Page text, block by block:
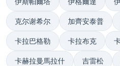
克尔谢希尔 加齊安泰普
卡拉巴格勒 卡拉布克
卡赫拉曼馬拉什 吉雷松